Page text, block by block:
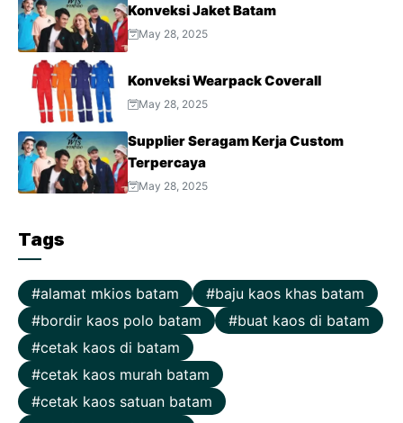
Konveksi Jaket Batam
May 28, 2025
Konveksi Wearpack Coverall
May 28, 2025
Supplier Seragam Kerja Custom
Terpercaya
May 28, 2025
Tags
alamat mkios batam
baju kaos khas batam
bordir kaos polo batam
buat kaos di batam
cetak kaos di batam
cetak kaos murah batam
cetak kaos satuan batam